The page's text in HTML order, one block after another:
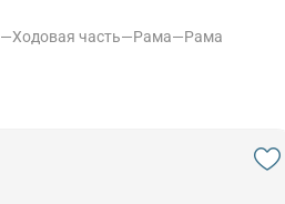
—Ходовая часть—Рама—Рама